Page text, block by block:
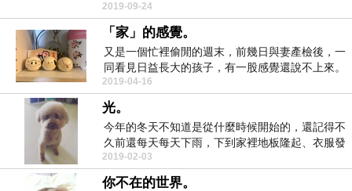
那一聲後...
2019-09-24
「家」的感覺。
又是一個忙裡偷閒的週末，前幾日與妻產檢後，一
同看見日益長大的孩子，有一股感覺還說不上來。
妻問：「你都...
2019-04-16
光。
今年的冬天不知道是從什麼時候開始的，還記得不
久前還每天每天下雨，下到家裡地板隆起、衣服發
霉的程度，接...
2019-02-03
你不在的世界。